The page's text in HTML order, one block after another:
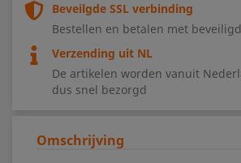
Beveilgde SSL verbinding
Bestellen en betalen met
Verzending uit NL
De artikelen worden vanuit
dus snel bezorgd
Omschrijving